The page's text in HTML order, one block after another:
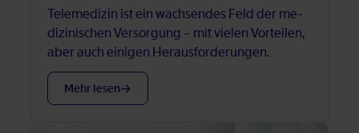
Te­le­me­di­zin ist ein wach­sen­des Feld der me­
di­zi­ni­schen Ver­sor­gung – mit vie­len Vor­tei­len,
aber auch ei­ni­gen Her­aus­for­de­run­gen.
Mehr le­sen